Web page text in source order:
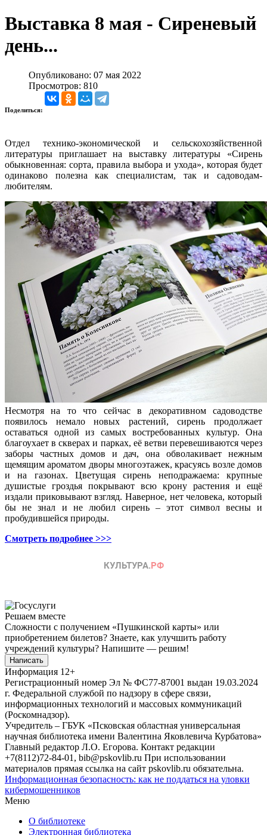
Выставка 8 мая - Сиреневый
день...
Опубликовано: 07 мая 2022
Просмотров: 810
Поделиться:
Отдел технико-экономической и сельскохозяйственной
литературы приглашает на выставку литературы «Сирень
обыкновенная: сорта, правила выбора и ухода», которая будет
одинаково полезна как специалистам, так и садоводам-
любителям.
Несмотря на то что сейчас в декоративном садоводстве
появилось немало новых растений, сирень продолжает
оставаться одной из самых востребованных культур. Она
благоухает в скверах и парках, её ветви перевешиваются через
заборы частных домов и дач, она обволакивает нежным
щемящим ароматом дворы многоэтажек, красуясь возле домов
и на газонах. Цветущая сирень неподражаема: крупные
душистые гроздья покрывают всю крону растения и ещё
издали приковывают взгляд. Наверное, нет человека, который
бы не знал и не любил сирень – этот символ весны и
пробудившейся природы.
Смотреть подробнее >>>
Решаем вместе
Сложности с получением «Пушкинской карты» или
приобретением билетов? Знаете, как улучшить работу
учреждений культуры? Напишите — решим!
Написать
Информация 12+
Регистрационный номер Эл № ФС77-87001 выдан 19.03.2024
г. Федеральной службой по надзору в сфере связи,
информационных технологий и массовых коммуникаций
(Роскомнадзор).
Учредитель – ГБУК «Псковская областная универсальная
научная библиотека имени Валентина Яковлевича Курбатова»
Главный редактор Л.О. Егорова. Контакт редакции
+7(8112)72-84-01, bib@pskovlib.ru При использовании
материалов прямая ссылка на сайт pskovlib.ru обязательна.
Информационная безопасность: как не поддаться на уловки
кибермошенников
Меню
О библиотеке
Электронная библиотека